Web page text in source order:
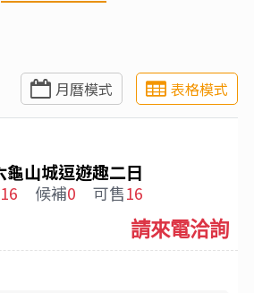
月曆模式 表格模式
山城逗遊趣二日
16 候補0 可售16
請來電洽詢